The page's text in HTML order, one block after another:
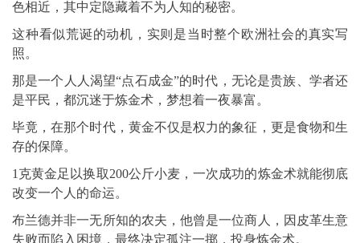
色相近，其中定隐藏着不为人知的秘密。
这种看似荒诞的动机，实则是当时整个欧洲社会的真实写
照。
那是一个人人渴望“点石成金”的时代，无论是贵族、学者还
是平民，都沉迷于炼金术，梦想着一夜暴富。
毕竟，在那个时代，黄金不仅是权力的象征，更是食物和生
存的保障。
1克黄金足以换取200公斤小麦，一次成功的炼金术就能彻底
改变一个人的命运。
布兰德并非一无所知的农夫，他曾是一位商人，因皮革生意
失败而陷入困境，最终决定孤注一掷，投身炼金术。